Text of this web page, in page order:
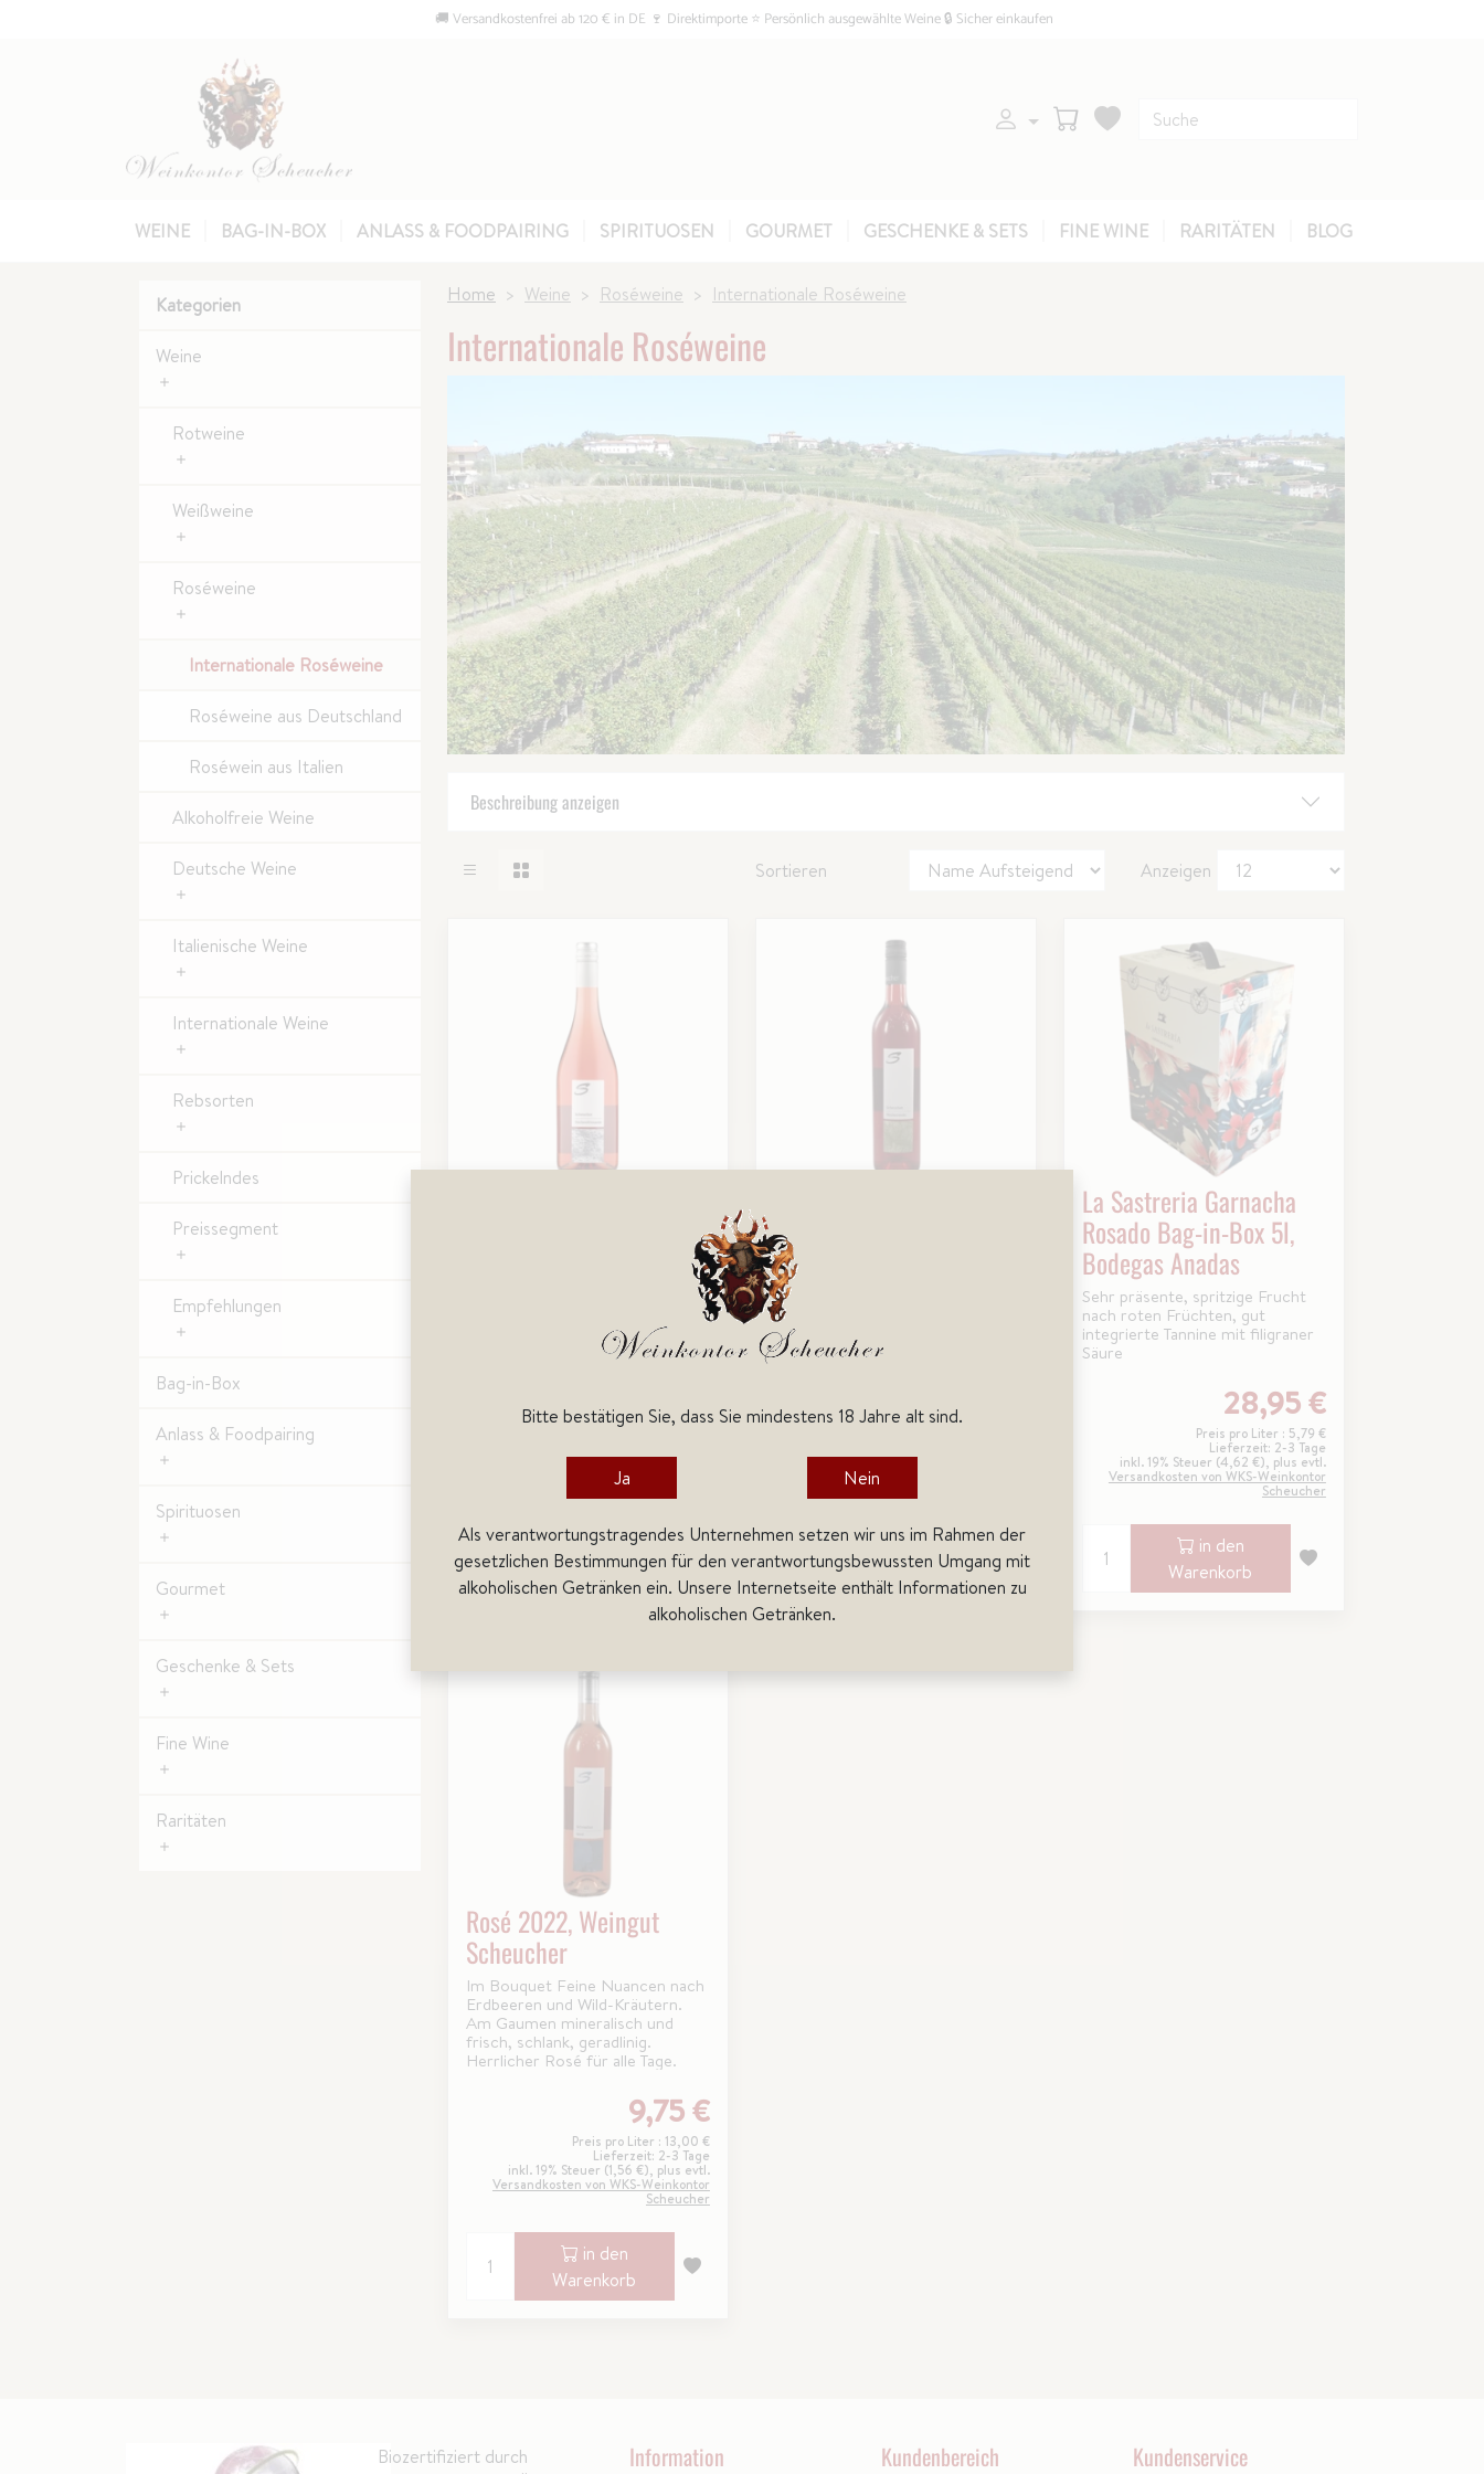
Bitte bestätigen Sie, dass Sie mindestens 18 Jahre alt sind.
Ja Nein
Als verantwortungstragendes Unternehmen setzen wir uns im Rahmen der
gesetzlichen Bestimmungen für den verantwortungsbewussten Umgang mit
alkoholischen Getränken ein. Unsere Internetseite enthält Informationen zu
alkoholischen Getränken.
🚚 Versandkostenfrei ab 120 € in DE 🍷 Direktimporte ⭐ Persönlich ausgewählte Weine 🔒 Sicher einkaufen
WEINE BAG-IN-BOX ANLASS & FOODPAIRING SPIRITUOSEN GOURMET GESCHENKE & SETS FINE WINE RARITÄTEN BLOG
Kategorien
Weine
Rotweine
Weißweine
Roséweine
Internationale Roséweine
Roséweine aus Deutschland
Roséwein aus Italien
Alkoholfreie Weine
Deutsche Weine
Italienische Weine
Internationale Weine
Rebsorten
Prickelndes
Preissegment
Empfehlungen
Bag-in-Box
Anlass & Foodpairing
Spirituosen
Gourmet
Geschenke & Sets
Fine Wine
Raritäten
Home Weine Roséweine Internationale Roséweine
Internationale Roséweine
Beschreibung anzeigen
Sortieren Anzeigen
süßliche Aromen von Erdbeeren,
11,95 €
Preis pro Liter : 15,93 €
inkl. 19% Steuer (1,91 €), plus evtl.
Versandkosten von WKS-Weinkontor
in den
Warenkorb
Scheucher
Reintönig mit intensivem
Walderdbeerduft und prägnanter
Säure. Der Klassiker mit dem
aussergewöhnlichem Geschmack
9,95 €
inkl. 19% Steuer (1,59 €), plus evtl.
Versandkosten von WKS-Weinkontor
in den
Warenkorb
La Sastreria Garnacha
Rosado Bag-in-Box 5l,
Bodegas Anadas
Sehr präsente, spritzige Frucht
nach roten Früchten, gut
integrierte Tannine mit filigraner
Säure
28,95 €
Preis pro Liter : 5,79 €
Lieferzeit: 2-3 Tage
inkl. 19% Steuer (4,62 €), plus evtl.
Versandkosten von WKS-Weinkontor
Scheucher
in den
Warenkorb
Rosé 2022, Weingut
Scheucher
Im Bouquet Feine Nuancen nach
Erdbeeren und Wild-Kräutern.
Am Gaumen mineralisch und
frisch, schlank, geradlinig.
Herrlicher Rosé für alle Tage.
9,75 €
Preis pro Liter : 13,00 €
Lieferzeit: 2-3 Tage
inkl. 19% Steuer (1,56 €), plus evtl.
Versandkosten von WKS-Weinkontor
Scheucher
in den
Warenkorb
Biozertifiziert durch
Information Kundenbereich Kundenservice